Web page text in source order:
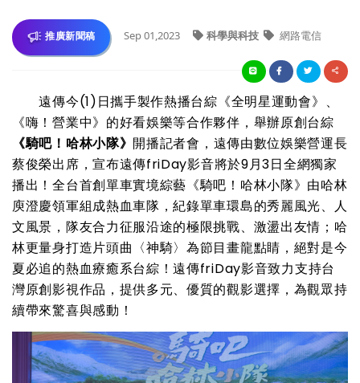
推廣新聞稿 Sep 01,2023 科學與科技 網路電信
遠傳今(1)日攜手製作熱播台綜《全明星運動會》、
《嗨！營業中》的好看娛樂等合作夥伴，舉辦原創台綜
《騎吧！哈林小隊》 開播記者會，遠傳由數位娛樂營運長
蔡俊榮出席，宣布遠傳friDay影音將於9月3日全網獨家
播出！全台首創單車實境綜藝《騎吧！哈林小隊》由哈林
庾澄慶領軍組成熱血車隊，紀錄單車環島的秀麗風光、人
文風景，隊友合力征服沿途的極限挑戰、激盪出友情；哈
林更量身打造⽚頭曲〈神騎〉為節目畫龍點睛，絕對是今
夏必追的熱血療癒系台綜！遠傳friDay影音致力支持台
灣原創影視作品，提供多元、優質的觀影選擇，為觀眾持
續帶來驚喜與感動！